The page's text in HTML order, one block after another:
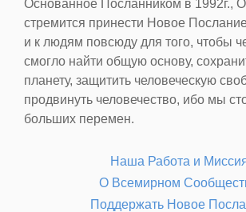
Основанное Посланником в 1992г.,
стремится принести Новое
и к людям повсюду для того, чтобы
смогло найти общую основу,
планету, защитить человеческую
продвинуть человечество, ибо мы
больших перемен.
Наша Работа и
О Всемирном
Поддержать Новое